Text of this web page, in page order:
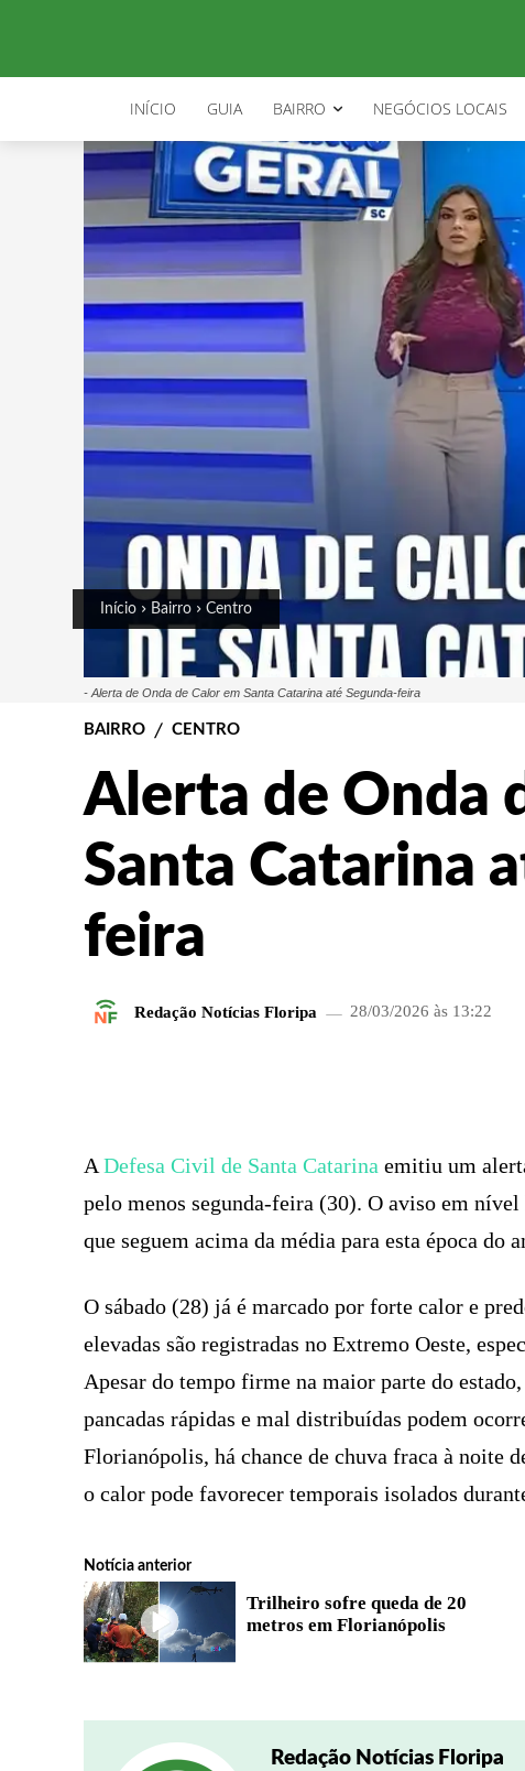
INÍCIO GUIA BAIRRO NEGÓCIOS LOCAIS
Início Bairro Centro
- Alerta de Onda de Calor em Santa Catarina até Segunda-feira
BAIRRO CENTRO
Alerta de Onda
Santa Catarina
feira
Redação Notícias Floripa 28/03/2026 às 13:22
A Defesa Civil de Santa Catarina emitiu um
pelo menos segunda-feira (30). O aviso em
que seguem acima da média para esta época do
O sábado (28) já é marcado por forte calor e
elevadas são registradas no Extremo Oeste,
Apesar do tempo firme na maior parte do
pancadas rápidas e mal distribuídas podem
Florianópolis, há chance de chuva fraca à noite
o calor pode favorecer temporais isolados
Notícia anterior
Trilheiro sofre queda de 20
metros em Florianópolis
Redação Notícias Floripa